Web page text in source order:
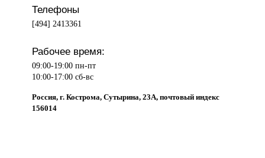
Телефоны
[494] 2413361
Рабочее время:
09:00-19:00 пн-пт
10:00-17:00 сб-вс
Россия, г. Кострома, Сутырина, 23А, почтовый индекс
156014